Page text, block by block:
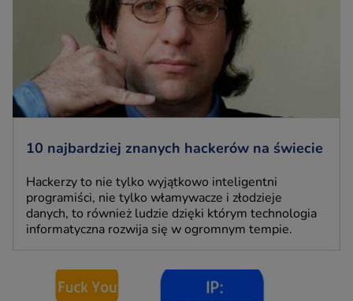
10 najbardziej znanych hackerów na świecie
Hackerzy to nie tylko wyjątkowo inteligentni
programiści, nie tylko włamywacze i złodzieje
danych, to również ludzie dzięki którym technologia
informatyczna rozwija się w ogromnym tempie.